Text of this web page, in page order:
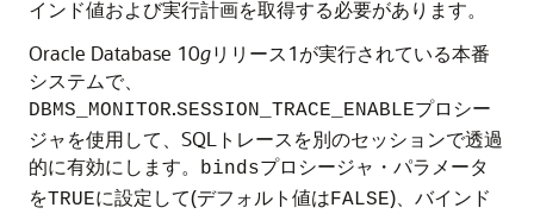
インド値および実行計画を取得する必要があります。
Oracle Database 10gリリース1が実行されている本番
システムで、
DBMS_MONITOR.SESSION_TRACE_ENABLEプロシー
ジャを使用して、SQLトレースを別のセッションで透過
的に有効にします。
bindsプロシージャ・パラメータ
をTRUEに設定して(デフォルト値はFALSE)、バインド